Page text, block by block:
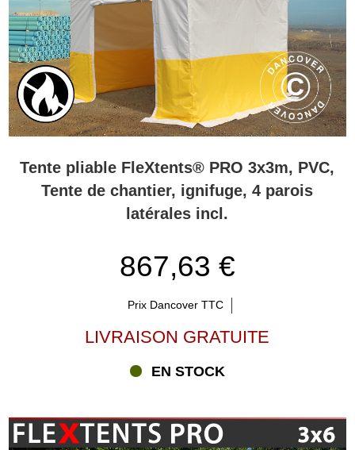
Tente pliable FleXtents® PRO 3x3m, PVC,
Tente de chantier, ignifuge, 4 parois
latérales incl.
867,63 €
Prix Dancover TTC
LIVRAISON GRATUITE
EN STOCK